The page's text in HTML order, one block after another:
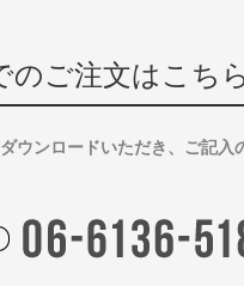
のご注文はこち
ウンロードいただき、ご記入